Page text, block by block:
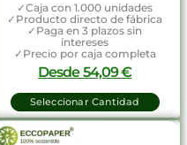
✓Caja con 1.000 unidades
✓Producto directo de fábrica
✓Paga en 3 plazos sin
intereses
✓Precio por caja completa
Desde54,09€
Seleccionar Cantidad